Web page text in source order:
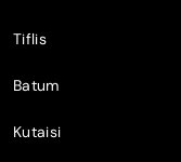
Tiflis
Batum
Kutaisi